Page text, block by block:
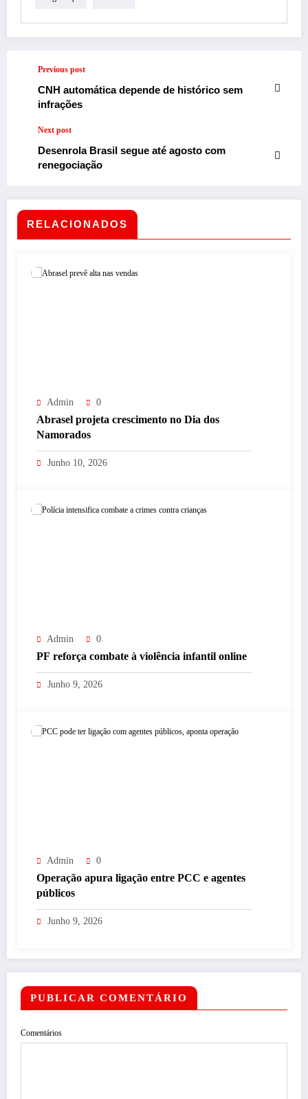
Previous post
CNH automática depende de histórico sem
infrações
Next post
Desenrola Brasil segue até agosto com
renegociação
RELACIONADOS
Admin 0
Abrasel projeta crescimento no Dia dos
Namorados
Junho 10, 2026
Admin 0
PF reforça combate à violência infantil online
Junho 9, 2026
Admin 0
Operação apura ligação entre PCC e agentes
públicos
Junho 9, 2026
PUBLICAR COMENTÁRIO
Comentários